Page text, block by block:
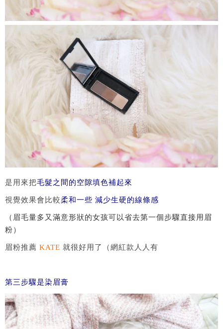
是用來把毛髮之間的空隙填色補起來
視覺效果會比較柔和一些 減少生硬的線條感
（眉毛量多又滿意形狀的女孩可以省去第一個步驟直接用眉
粉）
眉粉推薦 KATE 就很好用了（網紅款人人有
第三步驟是染眉膏